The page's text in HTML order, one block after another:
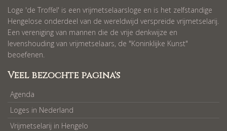
Loge 'de Troffel' is een vrijmetselaarsloge en is het zelfstandige
Hengelose onderdeel van de wereldwijd verspreide vrijmetselarij.
Een vereniging van mannen die de vrije denkwijze en
levenshouding van vrijmetselaars, de "Koninklijke Kunst"
beoefenen.
Veel bezochte pagina's
Agenda
Loges in Nederland
Vrijmetselarij in Hengelo